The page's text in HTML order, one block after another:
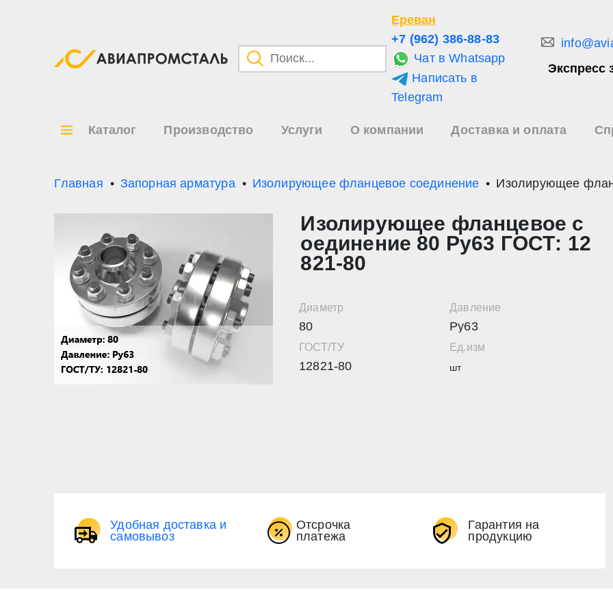
Ереван
+7 (962) 386-88-83
Чат в Whatsapp
Написать в
Telegram
Экспресс
Каталог Производство Услуги О компании Доставка и оплата
Главная Запорная арматура Изолирующее фланцевое соединение Изолирующее
Изолирующее фланцевое с
оединение 80 Ру63 ГОСТ: 12
821-80
Диаметр
80
Давление
Ру63
ГОСТ/ТУ
12821-80
Ед.изм
шт
Удобная доставка и
самовывоз
Отсрочка
платежа
Гарантия на
продукцию